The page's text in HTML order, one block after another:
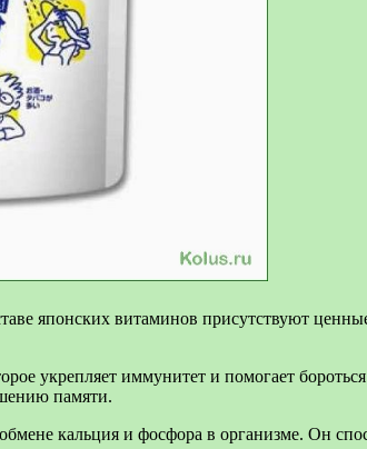
японских витаминов присутствуют
укрепляет иммунитет и помогает
памяти.
кальция и фосфора в организме. Он